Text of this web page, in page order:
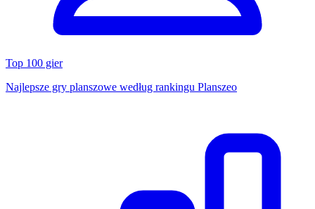
Top 100 gier
Najlepsze gry planszowe według rankingu Planszeo